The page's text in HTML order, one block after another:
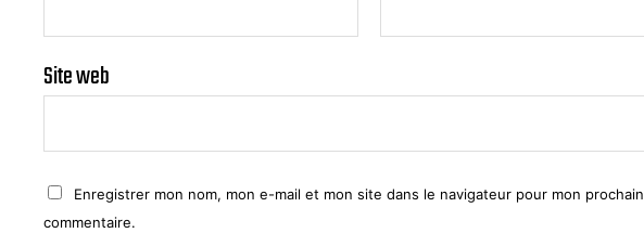
Site web
Enregistrer mon nom, mon e-mail et mon site dans le navigateur pour mon prochain
commentaire.